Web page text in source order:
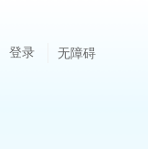
登录 无障碍